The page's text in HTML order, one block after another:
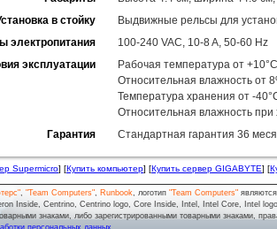
в стойку
Выдвижные рельсы для
электропитания
100-240 VAC, 10-8 A, 50-60 Hz
эксплуатации
Рабочая температура от
Относительная влажность от
Температура хранения от -
Относительная влажность
Гарантия
Стандартная гарантия 36
Supermicro] [Купить компьютер] [Купить сервер GIGABYTE] [
, "Team Computers", Runbook, логотип "Team Computers"
Inside, Centrino, Centrino logo, Core Inside, Intel, Intel Core, Intel
знаками, либо зарегистрированными товарными знаками,
персональных данных